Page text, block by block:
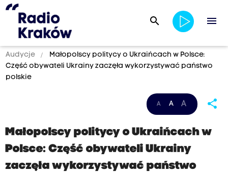
search menu
Audycje
Małopolscy politycy o Ukraińcach w Polsce:
Część obywateli Ukrainy zaczęła wykorzystywać państwo
polskie
A A A share
Małopolscy politycy o Ukraińcach w
Polsce: Część obywateli Ukrainy
zaczęła wykorzystywać państwo